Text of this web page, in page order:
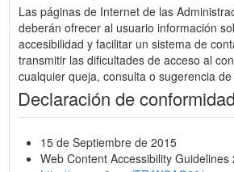
Las páginas de Internet de las
deberán ofrecer al usuario información
accesibilidad y facilitar un sistema de
transmitir las dificultades de acceso al
cualquier queja, consulta o sugerencia
Declaración de conformidad
15 de Septiembre de 2015
Web Content Accessibility Guidelines